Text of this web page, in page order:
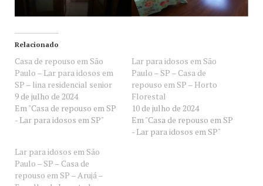
Relacionado
Casa de repouso em São
Paulo – Lar para idosos em
SP – lina residencial senior
9 de julho de 2024
Em "Casa de repouso em SP
- Lar para idosos em SP"
Lar para idosos em São
Paulo – SP – Casa de
repouso em SP – Horto
Florestal
10 de julho de 2024
Em "Casa de repouso em SP
- Lar para idosos em SP"
Lar para idosos em São
Paulo – SP – Casa de
repouso em SP – Arujá –